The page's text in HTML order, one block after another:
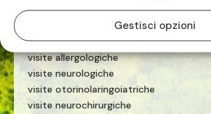
Gestisci opzioni
visite cardiologiche
visite ginecologiche
visite fisiatriche
visite allergologiche
visite neurologiche
visite otorinolaringoiatriche
visite neurochirurgiche